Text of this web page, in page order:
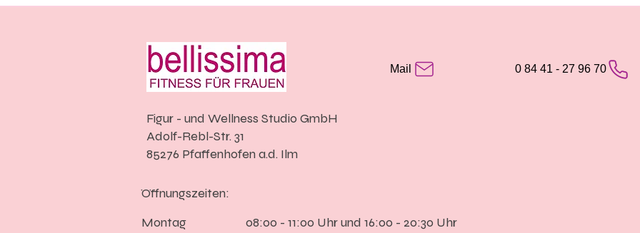
Mail 0 84 41 - 27 96 70
Figur - und Wellness Studio GmbH
Adolf-Rebl-Str. 31
85276 Pfaffenhofen a.d. Ilm
Öffnungszeiten:
Montag
08:00 - 11:00 Uhr und 16:00 - 20:30 Uhr